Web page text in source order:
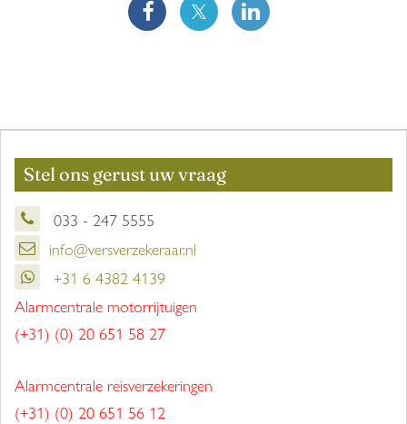
Stel ons gerust uw vraag
033 - 247 5555
info@versverzekeraar.nl
+31 6 4382 4139
Alarmcentrale motorrijtuigen
(+31) (0) 20 651 58 27
Alarmcentrale reisverzekeringen
(+31) (0) 20 651 56 12